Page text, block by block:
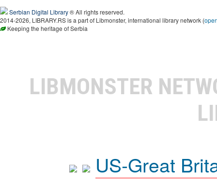
Serbian Digital Library® All rights reserved.
2014-2026, LIBRARY.RS is a part of Libmonster, international library network (
Keeping the heritage of Serbia
LIBMONSTER
US-Great